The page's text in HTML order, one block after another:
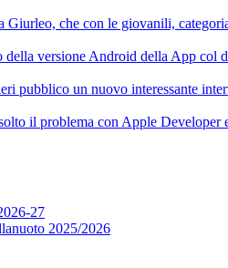
27
2025/2026